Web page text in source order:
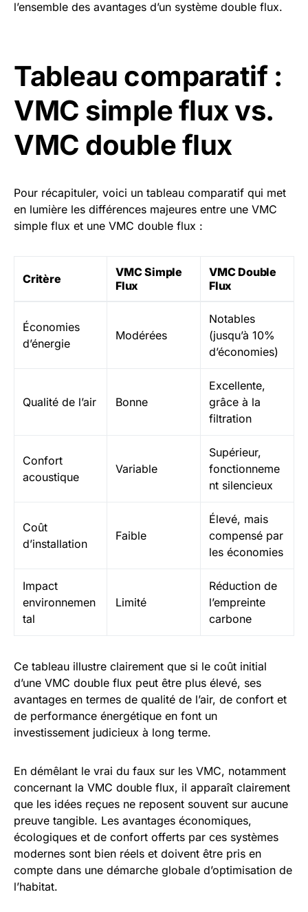
l’ensemble des avantages d’un système double flux.
Tableau comparatif :
VMC simple flux vs.
VMC double flux
Pour récapituler, voici un tableau comparatif qui met
en lumière les différences majeures entre une VMC
simple flux et une VMC double flux :
Critère
VMC Simple
Flux
VMC Double
Flux
Économies
d’énergie
Modérées
Notables
(jusqu’à 10%
d’économies)
Qualité de l’air Bonne
Excellente,
grâce à la
filtration
Confort
acoustique
Variable
Supérieur,
fonctionneme
nt silencieux
Coût
d’installation
Faible
Élevé, mais
compensé par
les économies
Impact
environnemen
tal
Limité
Réduction de
l’empreinte
carbone
Ce tableau illustre clairement que si le coût initial
d’une VMC double flux peut être plus élevé, ses
avantages en termes de qualité de l’air, de confort et
de performance énergétique en font un
investissement judicieux à long terme.
En démêlant le vrai du faux sur les VMC, notamment
concernant la VMC double flux, il apparaît clairement
que les idées reçues ne reposent souvent sur aucune
preuve tangible. Les avantages économiques,
écologiques et de confort offerts par ces systèmes
modernes sont bien réels et doivent être pris en
compte dans une démarche globale d’optimisation de
l’habitat.